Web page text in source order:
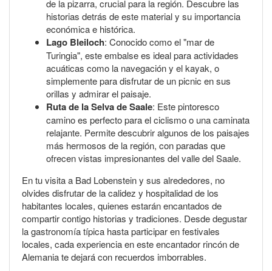
de la pizarra, crucial para la región. Descubre las
historias detrás de este material y su importancia
económica e histórica.
Lago Bleiloch: Conocido como el "mar de
Turingia", este embalse es ideal para actividades
acuáticas como la navegación y el kayak, o
simplemente para disfrutar de un picnic en sus
orillas y admirar el paisaje.
Ruta de la Selva de Saale: Este pintoresco
camino es perfecto para el ciclismo o una caminata
relajante. Permite descubrir algunos de los paisajes
más hermosos de la región, con paradas que
ofrecen vistas impresionantes del valle del Saale.
En tu visita a Bad Lobenstein y sus alrededores, no
olvides disfrutar de la calidez y hospitalidad de los
habitantes locales, quienes estarán encantados de
compartir contigo historias y tradiciones. Desde degustar
la gastronomía típica hasta participar en festivales
locales, cada experiencia en este encantador rincón de
Alemania te dejará con recuerdos imborrables.